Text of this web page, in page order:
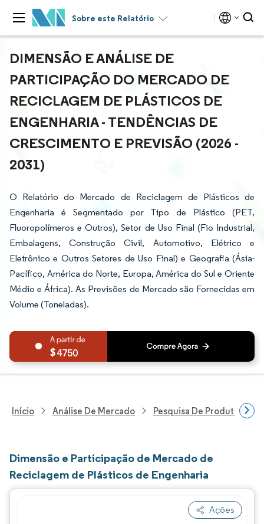
Sobre este Relatório
DIMENSÃO E ANÁLISE DE
PARTICIPAÇÃO DO MERCADO DE
RECICLAGEM DE PLÁSTICOS DE
ENGENHARIA - TENDÊNCIAS DE
CRESCIMENTO E PREVISÃO (2026 -
2031)
O Relatório do Mercado de Reciclagem de Plásticos de
Engenharia é Segmentado por Tipo de Plástico (PET,
Fluoropolímeros e Outros), Setor de Uso Final (Fio Industrial,
Embalagens, Construção Civil, Automotivo, Elétrico e
Eletrônico e Outros Setores de Uso Final) e Geografia (Ásia-
Pacífico, América do Norte, Europa, América do Sul e Oriente
Médio e África). As Previsões de Mercado são Fornecidas em
Volume (Toneladas).
4750
Início Análise De Mercado Pesquisa De Produtos
Dimensão e Participação de Mercado de
Reciclagem de Plásticos de Engenharia
Ações